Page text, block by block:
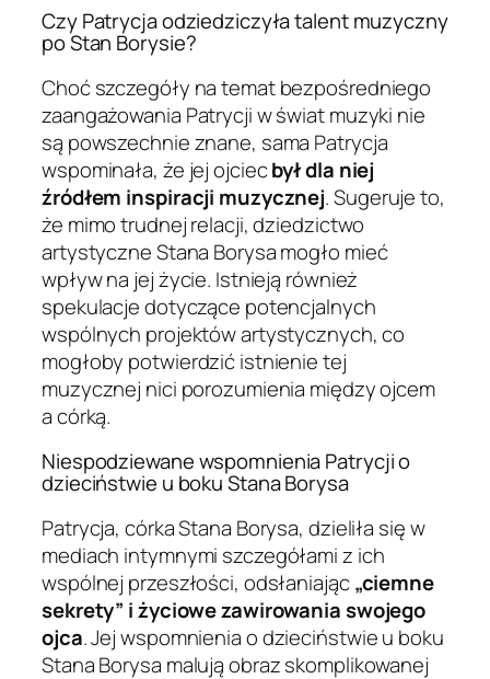
Czy Patrycja odziedziczyła talent muzyczny
po Stan Borysie?
Choć szczegóły na temat bezpośredniego
zaangażowania Patrycji w świat muzyki nie
są powszechnie znane, sama Patrycja
wspominała, że jej ojciecbył dla niej
źródłem inspiracji muzycznej. Sugeruje to,
że mimo trudnej relacji, dziedzictwo
artystyczne Stana Borysa mogło mieć
wpływ na jej życie. Istnieją również
spekulacje dotyczące potencjalnych
wspólnych projektów artystycznych, co
mogłoby potwierdzić istnienie tej
muzycznej nici porozumienia między ojcem
a córką.
Niespodziewane wspomnienia Patrycji o
dzieciństwie u boku Stana Borysa
Patrycja, córka Stana Borysa, dzieliła się w
mediach intymnymi szczegółami z ich
wspólnej przeszłości, odsłaniając„ciemne
sekrety” i życiowe zawirowania swojego
ojca. Jej wspomnienia o dzieciństwie u boku
Stana Borysa malują obraz skomplikowanej